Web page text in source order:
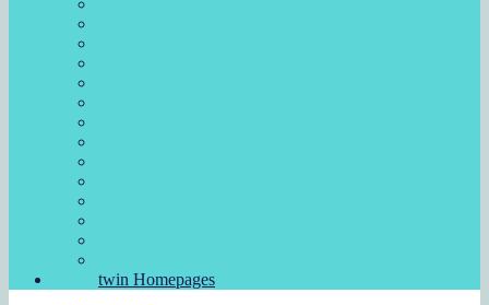
twin Homepages